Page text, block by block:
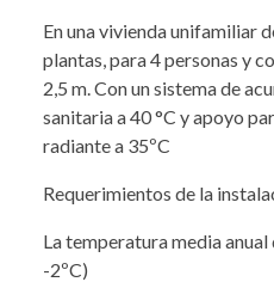
En una vivienda unifamiliar
plantas, para 4 personas y
2,5 m. Con un sistema de
sanitaria a 40 °C y apoyo
radiante a 35ºC
Requerimientos de la
La temperatura media
-2ºC)